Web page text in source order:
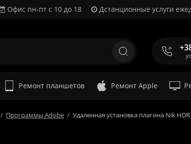
Офис пн-пт с 10 до 18
Дстанционные услуги
Ремонт планшетов Ремонт Apple
Программы Adobe Удаленная установка плагина Nik